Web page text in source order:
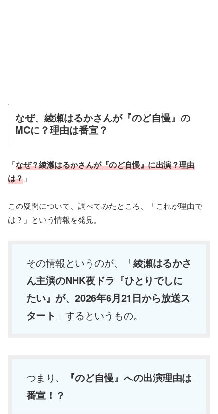
なぜ、綾瀬はるかさんが『のど自慢』の
MCに？理由は番宣？
「なぜ？綾瀬はるかさんが『のど自慢』に出演？理由
は？ 」
この疑問について、調べてみたところ、「これが理由で
は？」という情報を発見。
その情報というのが、「綾瀬はるかさ
ん主演のNHK夜ドラ『ひとりでしに
たい』が、2026年6月21日から放送ス
タート 」するというもの。
つまり、
『のど自慢』への出演理由は
番宣！？